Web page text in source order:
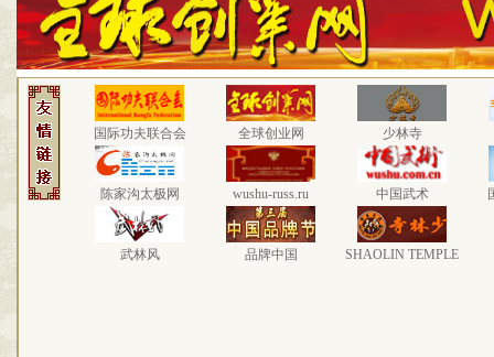
国际功夫联合会 全球创业网 少林寺
陈家沟太极网 wushu-russ.ru 中国武术
武林风 品牌中国 SHAOLIN TEMPLE